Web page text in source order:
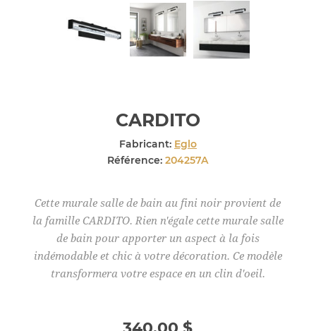
CARDITO
Fabricant: Eglo
Référence: 204257A
Cette murale salle de bain au fini noir provient de
la famille CARDITO. Rien n'égale cette murale salle
de bain pour apporter un aspect à la fois
indémodable et chic à votre décoration. Ce modèle
transformera votre espace en un clin d'oeil.